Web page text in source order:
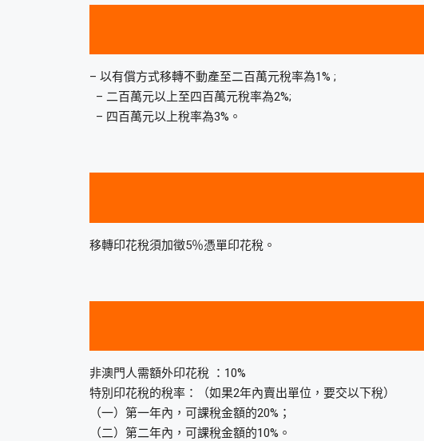
– 以有償方式移轉不動產至二百萬元稅率為1% ;
– 二百萬元以上至四百萬元稅率為2%;
– 四百萬元以上稅率為3%。
移轉印花稅須加徵5％憑單印花稅。
非澳門人需額外印花稅 ：10%
特別印花稅的稅率：（如果2年內賣出單位，要交以下稅）
（一）第一年內，可課稅金額的20%；
（二）第二年內，可課稅金額的10%。